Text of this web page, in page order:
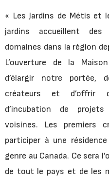
« Les Jardins de Métis et
jardins accueillent des
domaines dans la région
L’ouverture de la
d’élargir notre portée,
créateurs et d’offrir
d’incubation de
voisines. Les premiers
participer à une
genre au Canada. Ce sera
de tout le pays et de les